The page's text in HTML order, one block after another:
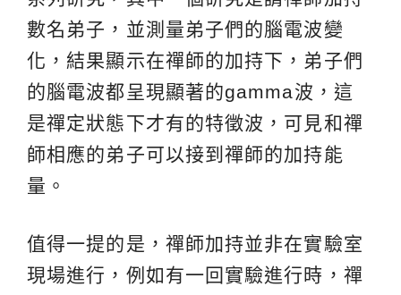
數名弟子，並測量弟子們的腦電波變
化，結果顯示在禪師的加持下，弟子們
的腦電波都呈現顯著的gamma波，這
是禪定狀態下才有的特徵波，可見和禪
師相應的弟子可以接到禪師的加持能
量。
值得一提的是，禪師加持並非在實驗室
現場進行，例如有一回實驗進行時，禪